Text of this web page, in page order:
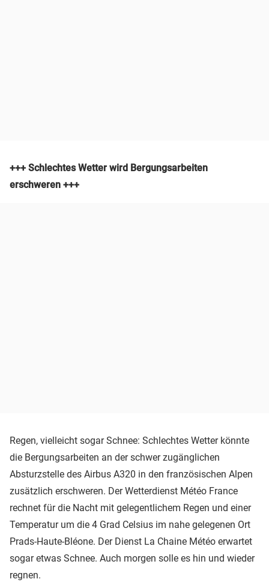
+++ Schlechtes Wetter wird Bergungsarbeiten
erschweren +++
Regen, vielleicht sogar Schnee: Schlechtes Wetter könnte
die Bergungsarbeiten an der schwer zugänglichen
Absturzstelle des Airbus A320 in den französischen Alpen
zusätzlich erschweren. Der Wetterdienst Météo France
rechnet für die Nacht mit gelegentlichem Regen und einer
Temperatur um die 4 Grad Celsius im nahe gelegenen Ort
Prads-Haute-Bléone. Der Dienst La Chaine Météo erwartet
sogar etwas Schnee. Auch morgen solle es hin und wieder
regnen.